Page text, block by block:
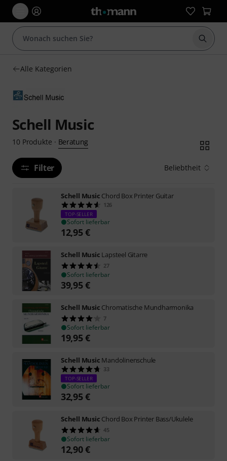
Suche
Alle Kategorien
Schell Music
10 Produkte · Beratung
Filter Beliebtheit
Schell Music Chord Box Printer Guitar
126
TOP-SELLER
Sofort lieferbar
12,95€
Schell Music Lapsteel Gitarre
27
Sofort lieferbar
39,95€
Schell Music Chromatische Mundharmonika
7
Sofort lieferbar
19,95€
Schell Music Mandolinenschule
33
TOP-SELLER
Sofort lieferbar
32,95€
Schell Music Chord Box Printer Bass/Ukulele
45
Sofort lieferbar
12,90€